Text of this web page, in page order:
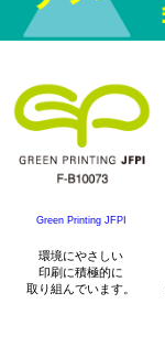
Green Printing JFPI
環境にやさしい
印刷に積極的に
取り組んでいます。